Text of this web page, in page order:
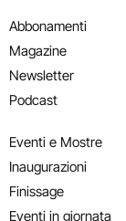
Abbonamenti
Magazine
Newsletter
Podcast
Eventi e Mostre
Inaugurazioni
Finissage
Eventi in giornata